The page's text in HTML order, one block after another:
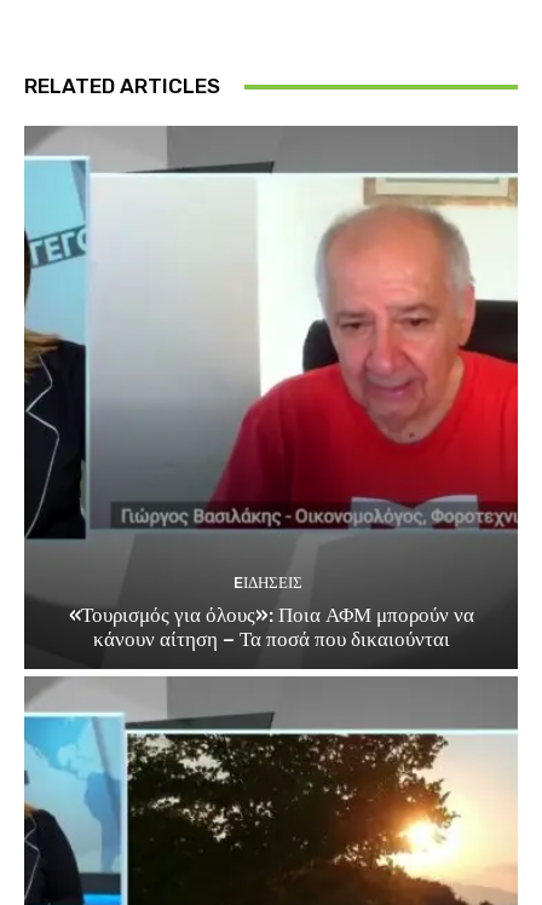
RELATED ARTICLES
EΙΔΗΣΕΙΣ
«Τουρισμός για όλους»: Ποια ΑΦΜ μπορούν να
κάνουν αίτηση – Τα ποσά που δικαιούνται